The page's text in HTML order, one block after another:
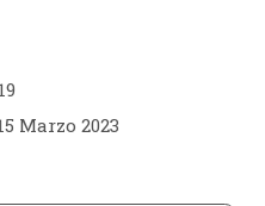
Marzo 2023